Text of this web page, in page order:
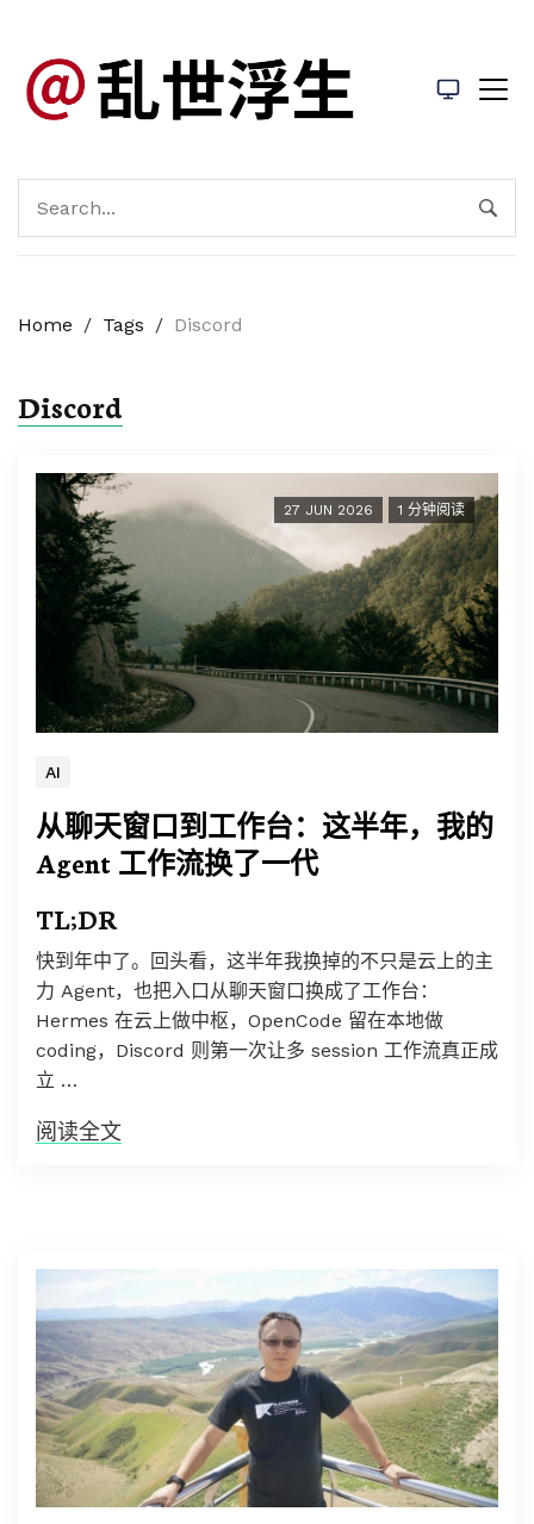
Home / Tags / Discord
Discord
27 JUN 2026 1 分钟阅读
AI
从聊天窗口到工作台：这半年，我的
Agent 工作流换了一代
TL;DR
快到年中了。回头看，这半年我换掉的不只是云上的主
力 Agent，也把入口从聊天窗口换成了工作台：
Hermes 在云上做中枢，OpenCode 留在本地做
coding，Discord 则第一次让多 session 工作流真正成
立 …
阅读全文